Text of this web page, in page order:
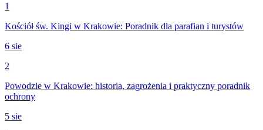
1
Kościół św. Kingi w Krakowie: Poradnik dla parafian i turystów
6 sie
2
Powodzie w Krakowie: historia, zagrożenia i praktyczny poradnik
ochrony
5 sie